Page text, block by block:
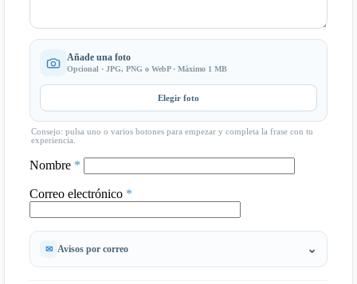
Añade una foto
Opcional · JPG, PNG o WebP · Máximo 1 MB
Elegir foto
Consejo: pulsa uno o varios botones para empezar y completa la frase con tu
experiencia.
Nombre *
Correo electrónico *
Avisos por correo